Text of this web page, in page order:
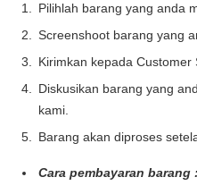
Pilihlah barang yang anda
Screenshoot barang yang
Kirimkan kepada Customer
Diskusikan barang yang
kami.
Barang akan diproses
Cara pembayaran barang :